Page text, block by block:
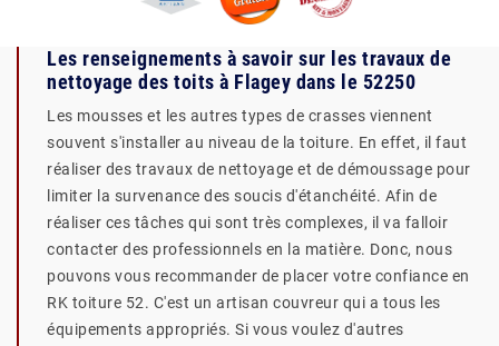
Les renseignements à savoir sur les travaux de
nettoyage des toits à Flagey dans le 52250
Les mousses et les autres types de crasses viennent
souvent s'installer au niveau de la toiture. En effet, il faut
réaliser des travaux de nettoyage et de démoussage pour
limiter la survenance des soucis d'étanchéité. Afin de
réaliser ces tâches qui sont très complexes, il va falloir
contacter des professionnels en la matière. Donc, nous
pouvons vous recommander de placer votre confiance en
RK toiture 52. C'est un artisan couvreur qui a tous les
équipements appropriés. Si vous voulez d'autres